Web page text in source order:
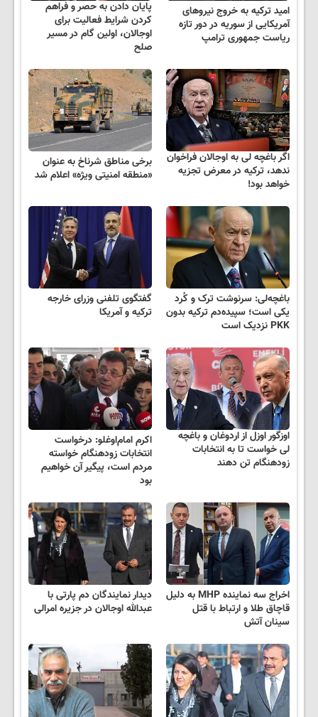
امید ترکیه به خروج نیروهای
آمریکایی از سوریه در دور تازه
ریاست جمهوری ترامپ
پایان دادن به حصر و فراهم
کردن شرایط فعالیت برای
اوجالان، اولین گام در مسیر
صلح
اگر باغچه لی به اوجالان فراخوان
ندهد، ترکیه در معرض تجزیه
خواهد بود!
برخی مناطق شرناخ به عنوان
«منطقه امنیتی ویژه» اعلام شد
باغچه‌لی: سرنوشت ترک و کُرد
یکی است؛ سپیده‌دم ترکیه بدون
PKK نزدیک است
گفتگوی تلفنی وزرای خارجه
ترکیه و آمریکا
اوزگور اوزل از اردوغان و باغچه
لی خواست تا به انتخابات
زودهنگام تن دهند
اکرم امام‌اوغلو: درخواست
انتخابات زودهنگام خواسته
مردم است، پیگیر آن خواهیم
بود
اخراج سه نماینده MHP به دلیل
قاچاق طلا و ارتباط با قتل
سینان آتش
دیدار نمایندگان دم پارتی با
عبدالله اوجالان در جزیره امرالی